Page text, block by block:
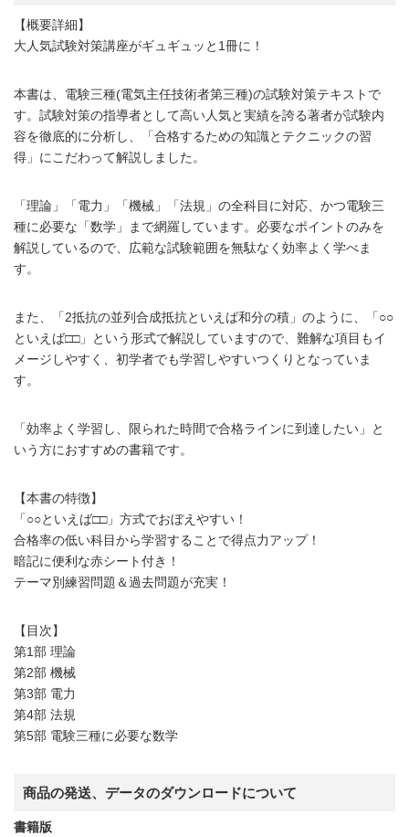
【概要詳細】
大人気試験対策講座がギュギュッと1冊に！
本書は、電験三種(電気主任技術者第三種)の試験対策テキストで
す。試験対策の指導者として高い人気と実績を誇る著者が試験内
容を徹底的に分析し、「合格するための知識とテクニックの習
得」にこだわって解説しました。
「理論」「電力」「機械」「法規」の全科目に対応、かつ電験三
種に必要な「数学」まで網羅しています。必要なポイントのみを
解説しているので、広範な試験範囲を無駄なく効率よく学べま
す。
また、「2抵抗の並列合成抵抗といえば和分の積」のように、「○○
といえば□□」という形式で解説していますので、難解な項目もイ
メージしやすく、初学者でも学習しやすいつくりとなっていま
す。
「効率よく学習し、限られた時間で合格ラインに到達したい」と
いう方におすすめの書籍です。
【本書の特徴】
「○○といえば□□」方式でおぼえやすい！
合格率の低い科目から学習することで得点力アップ！
暗記に便利な赤シート付き！
テーマ別練習問題＆過去問題が充実！
【目次】
第1部 理論
第2部 機械
第3部 電力
第4部 法規
第5部 電験三種に必要な数学
商品の発送、データのダウンロードについて
書籍版